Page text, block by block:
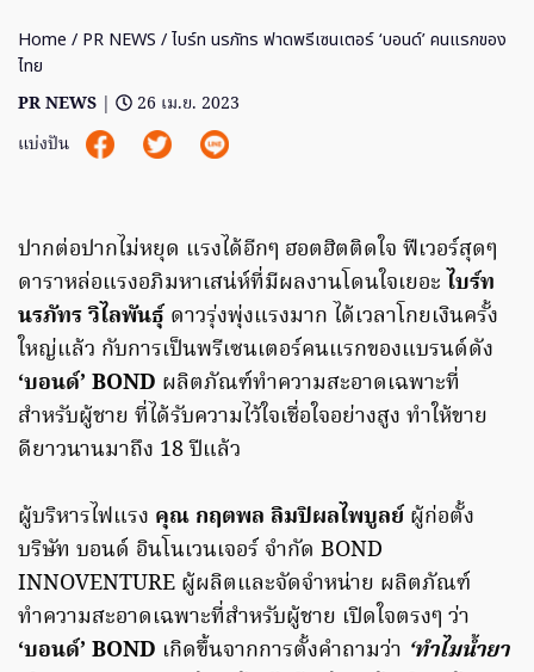
Home / PR NEWS / ไบร์ท นรภัทร ฟาดพรีเซนเตอร์ ‘บอนด์’ คนแรกของ
ไทย
PR NEWS |
26 เม.ย. 2023
แบ่งปัน
ปากต่อปากไม่หยุด แรงได้อีกๆ ฮอตฮิตติดใจ ฟีเวอร์สุดๆ
ดาราหล่อแรงอภิมหาเสน่ห์ที่มีผลงานโดนใจเยอะ ไบร์ท
นรภัทร วิไลพันธุ์ ดาวรุ่งพุ่งแรงมาก ได้เวลาโกยเงินครั้ง
ใหญ่แล้ว กับการเป็นพรีเซนเตอร์คนแรกของแบรนด์ดัง
‘บอนด์’ BOND ผลิตภัณฑ์ทำความสะอาดเฉพาะที่
สำหรับผู้ชาย ที่ได้รับความไว้ใจเชื่อใจอย่างสูง ทำให้ขาย
ดียาวนานมาถึง 18 ปีแล้ว
ผู้บริหารไฟแรง คุณ กฤตพล ลิมปิผลไพบูลย์ ผู้ก่อตั้ง
บริษัท บอนด์ อินโนเวนเจอร์ จำกัด BOND
INNOVENTURE ผู้ผลิตและจัดจำหน่าย ผลิตภัณฑ์
ทำความสะอาดเฉพาะที่สำหรับผู้ชาย เปิดใจตรงๆ ว่า
‘บอนด์’ BOND เกิดขึ้นจากการตั้งคำถามว่า ‘ทำไมน้ำยา